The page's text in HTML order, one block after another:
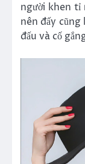
người khen tỉ
nên đấy
đấu và cố